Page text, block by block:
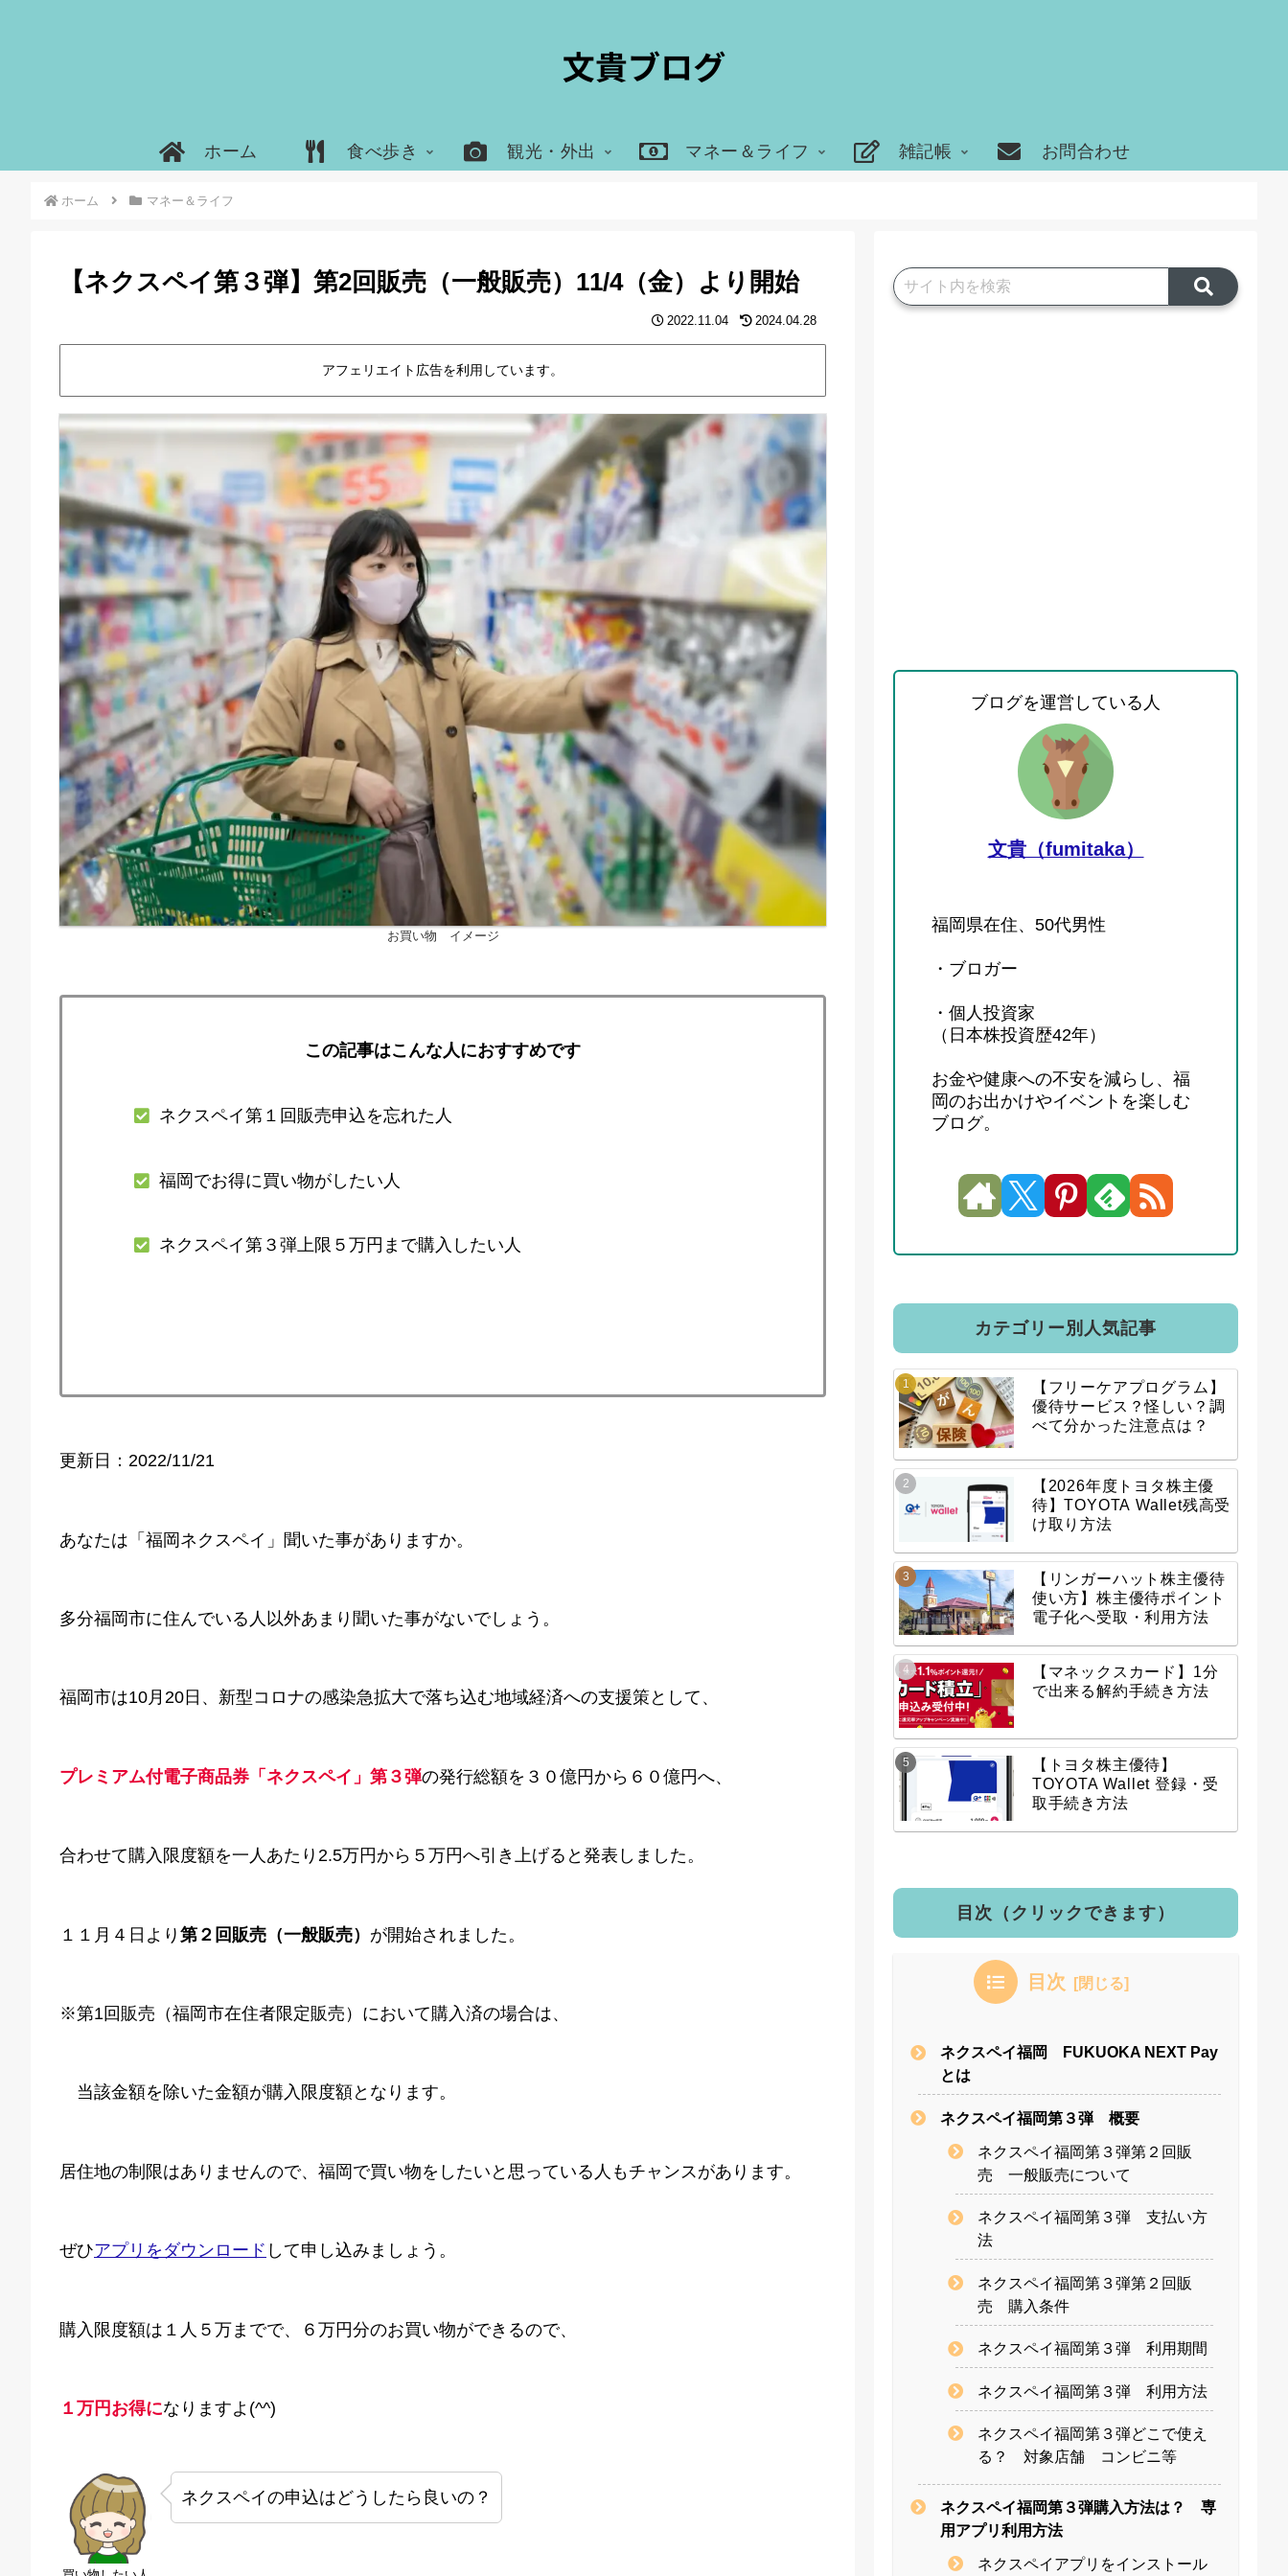
ホーム 食べ歩き 観光・外出 マネー＆ライフ 雑記帳 お問合わせ
ホーム マネー＆ライフ
【ネクスペイ第３弾】第2回販売（一般販売）11/4（金）より開始
2022.11.04 2024.04.28
アフェリエイト広告を利用しています。
お買い物 イメージ
この記事はこんな人におすすめです
ネクスペイ第１回販売申込を忘れた人
福岡でお得に買い物がしたい人
ネクスペイ第３弾上限５万円まで購入したい人
更新日：2022/11/21
あなたは「福岡ネクスペイ」聞いた事がありますか。
多分福岡市に住んでいる人以外あまり聞いた事がないでしょう。
福岡市は10月20日、新型コロナの感染急拡大で落ち込む地域経済への支援策として、
プレミアム付電子商品券「ネクスペイ」第３弾の発行総額を３０億円から６０億円へ、
合わせて購入限度額を一人あたり2.5万円から５万円へ引き上げると発表しました。
１１月４日より 第２回販売（一般販売） が開始されました。
※第1回販売（福岡市在住者限定販売）において購入済の場合は、
当該金額を除いた金額が購入限度額となります。
居住地の制限はありませんので、福岡で買い物をしたいと思っている人もチャンスがあります。
ぜひアプリをダウンロード して申し込みましょう。
購入限度額は１人５万までで、６万円分のお買い物ができるので、
１万円お得になりますよ(^^)
ネクスペイの申込はどうしたら良いの？
ブログを運営している人
文貴（fumitaka）
福岡県在住、50代男性
・ブロガー
・個人投資家
（日本株投資歴42年）
お金や健康への不安を減らし、福
岡のお出かけやイベントを楽しむ
ブログ。
カテゴリー別人気記事
【フリーケアプログラム】
優待サービス？怪しい？調
べて分かった注意点は？
【2026年度トヨタ株主優
待】TOYOTA Wallet残高受
け取り方法
【リンガーハット株主優待
使い方】株主優待ポイント
電子化へ受取・利用方法
【マネックスカード】1分
で出来る解約手続き方法
【トヨタ株主優待】
TOYOTA Wallet 登録・受
取手続き方法
目次（クリックできます）
目次
ネクスペイ福岡 FUKUOKA NEXT Pay
とは
ネクスペイ福岡第３弾 概要
ネクスペイ福岡第３弾第２回販
売 一般販売について
ネクスペイ福岡第３弾 支払い方
法
ネクスペイ福岡第３弾第２回販
売 購入条件
ネクスペイ福岡第３弾 利用期間
ネクスペイ福岡第３弾 利用方法
ネクスペイ福岡第３弾どこで使え
る？ 対象店舗 コンビニ等
ネクスペイ福岡第３弾購入方法は？ 専
用アプリ利用方法
ネクスペイアプリをインストール